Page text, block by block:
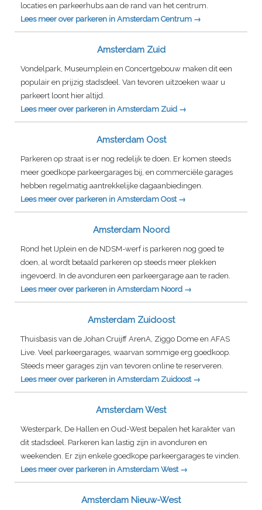
locaties en parkeerhubs aan de rand van het centrum.
Lees meer over parkeren in Amsterdam Centrum →
Amsterdam Zuid
Vondelpark, Museumplein en Concertgebouw maken dit een
populair en prijzig stadsdeel. Van tevoren uitzoeken waar u
parkeert loont hier altijd.
Lees meer over parkeren in Amsterdam Zuid →
Amsterdam Oost
Parkeren op straat is er nog redelijk te doen. Er komen steeds
meer goedkope parkeergarages bij, en commerciële garages
hebben regelmatig aantrekkelijke dagaanbiedingen.
Lees meer over parkeren in Amsterdam Oost →
Amsterdam Noord
Rond het IJplein en de NDSM-werf is parkeren nog goed te
doen, al wordt betaald parkeren op steeds meer plekken
ingevoerd. In de avonduren een parkeergarage aan te raden.
Lees meer over parkeren in Amsterdam Noord →
Amsterdam Zuidoost
Thuisbasis van de Johan Cruijff ArenA, Ziggo Dome en AFAS
Live. Veel parkeergarages, waarvan sommige erg goedkoop.
Steeds meer garages zijn van tevoren online te reserveren.
Lees meer over parkeren in Amsterdam Zuidoost →
Amsterdam West
Westerpark, De Hallen en Oud-West bepalen het karakter van
dit stadsdeel. Parkeren kan lastig zijn in avonduren en
weekenden. Er zijn enkele goedkope parkeergarages te vinden.
Lees meer over parkeren in Amsterdam West →
Amsterdam Nieuw-West